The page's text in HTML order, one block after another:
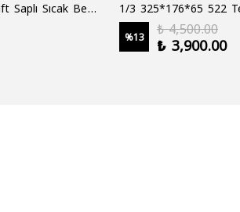
1/3 325*176*65 522 Çift Saplı Sıcak Bekletme Tepsisi
%13
₺ 4,500.00
₺ 3,900.00